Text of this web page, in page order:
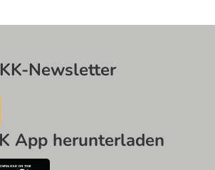
Newsletter
App herunterladen